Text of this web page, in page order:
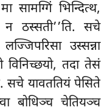
सामग्गिं भिन्दित्थ,
ठस्सती’’ति. सचे
उस्सन्ना
विनिच्छयो, तदा तेसं
सचे यावततियं पेसिते
बोधिञ्च चेतियञ्च